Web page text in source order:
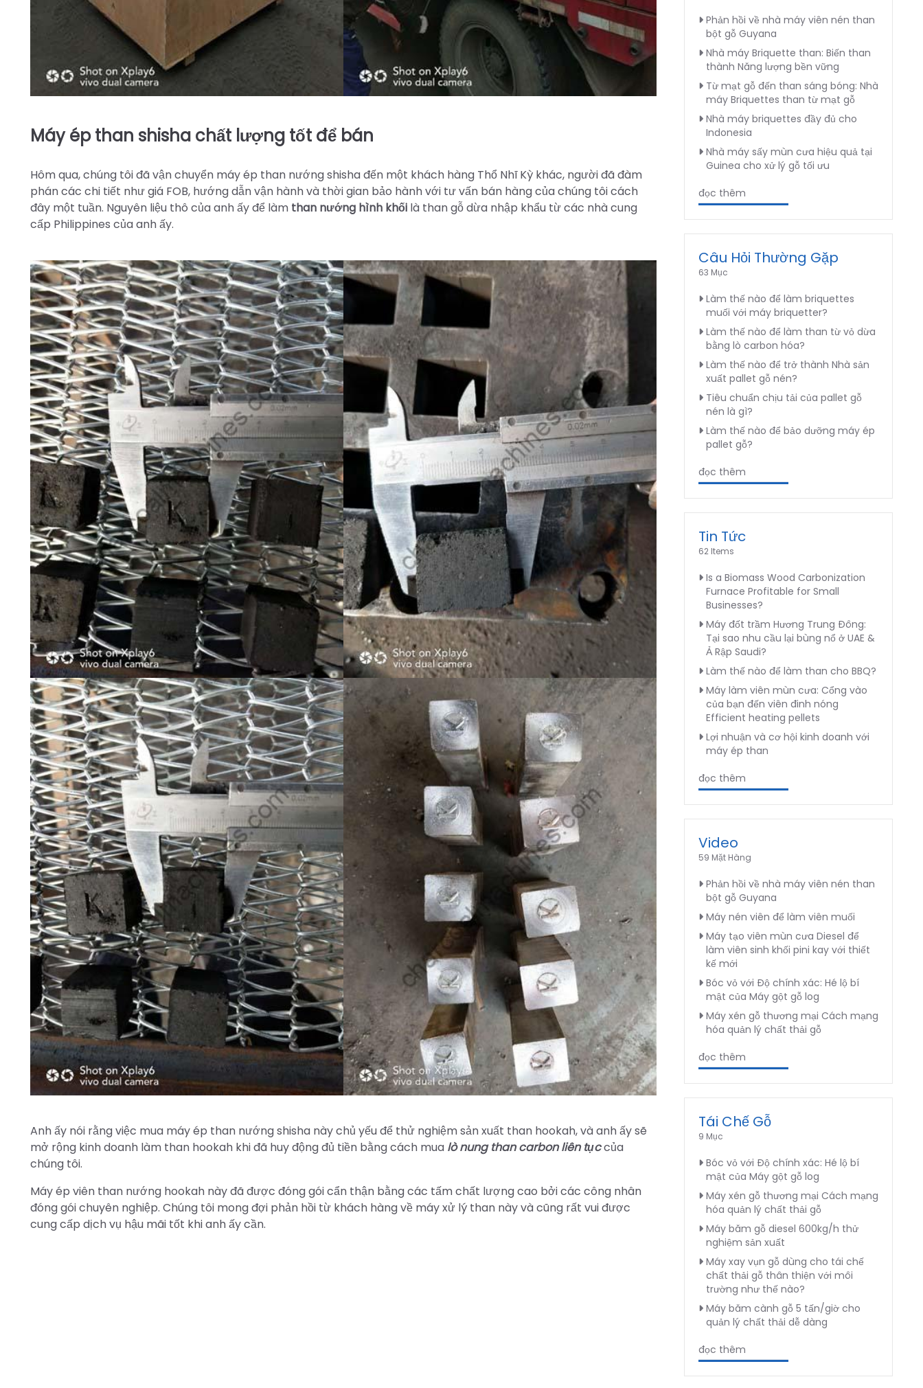
Máy ép than shisha chất lượng tốt để bán
Hôm qua, chúng tôi đã vận chuyển máy ép than nướng shisha đến một khách hàng Thổ Nhĩ Kỳ khác, người đã đàm
phán các chi tiết như giá FOB, hướng dẫn vận hành và thời gian bảo hành với tư vấn bán hàng của chúng tôi cách
đây một tuần. Nguyên liệu thô của anh ấy để làm than nướng hình khối là than gỗ dừa nhập khẩu từ các nhà cung
cấp Philippines của anh ấy.
Anh ấy nói rằng việc mua máy ép than nướng shisha này chủ yếu để thử nghiệm sản xuất than hookah, và anh ấy sẽ
mở rộng kinh doanh làm than hookah khi đã huy động đủ tiền bằng cách mua lò nung than carbon liên tụccủa
chúng tôi.
Máy ép viên than nướng hookah này đã được đóng gói cẩn thận bằng các tấm chất lượng cao bởi các công nhân
đóng gói chuyên nghiệp. Chúng tôi mong đợi phản hồi từ khách hàng về máy xử lý than này và cũng rất vui được
cung cấp dịch vụ hậu mãi tốt khi anh ấy cần.
Phản hồi về nhà máy viên nén than
bột gỗ Guyana
Nhà máy Briquette than: Biến than
thành Năng lượng bền vững
Từ mạt gỗ đến than sáng bóng: Nhà
máy Briquettes than từ mạt gỗ
Nhà máy briquettes đầy đủ cho
Indonesia
Nhà máy sấy mùn cưa hiệu quả tại
Guinea cho xử lý gỗ tối ưu
đọc thêm
Câu Hỏi Thường Gặp
63 Mục
Làm thế nào để làm briquettes
muối với máy briquetter?
Làm thế nào để làm than từ vỏ dừa
bằng lò carbon hóa?
Làm thế nào để trở thành Nhà sản
xuất pallet gỗ nén?
Tiêu chuẩn chịu tải của pallet gỗ
nén là gì?
Làm thế nào để bảo dưỡng máy ép
pallet gỗ?
đọc thêm
Tin Tức
62 Items
Is a Biomass Wood Carbonization
Furnace Profitable for Small
Businesses?
Máy đốt trầm Hương Trung Đông:
Tại sao nhu cầu lại bùng nổ ở UAE &
Ả Rập Saudi?
Làm thế nào để làm than cho BBQ?
Máy làm viên mùn cưa: Cổng vào
của bạn đến viên đinh nóng
Efficient heating pellets
Lợi nhuận và cơ hội kinh doanh với
máy ép than
đọc thêm
Video
59 Mặt Hàng
Phản hồi về nhà máy viên nén than
bột gỗ Guyana
Máy nén viên để làm viên muối
Máy tạo viên mùn cưa Diesel để
làm viên sinh khối pini kay với thiết
kế mới
Bóc vỏ với Độ chính xác: Hé lộ bí
mật của Máy gột gỗ log
Máy xén gỗ thương mại Cách mạng
hóa quản lý chất thải gỗ
đọc thêm
Tái Chế Gỗ
9 Mục
Bóc vỏ với Độ chính xác: Hé lộ bí
mật của Máy gột gỗ log
Máy xén gỗ thương mại Cách mạng
hóa quản lý chất thải gỗ
Máy băm gỗ diesel 600kg/h thử
nghiệm sản xuất
Máy xay vụn gỗ dùng cho tái chế
chất thải gỗ thân thiện với môi
trường như thế nào?
Máy băm cành gỗ 5 tấn/giờ cho
quản lý chất thải dễ dàng
đọc thêm